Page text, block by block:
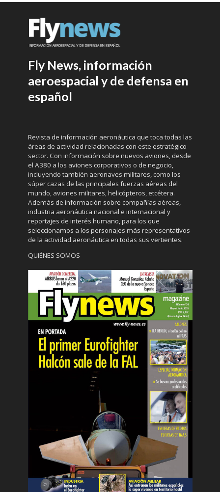
Fly News, información
aeroespacial y de defensa en
español
Revista de información aeronáutica que toca todas las
áreas de actividad relacionadas con este estratégico
sector. Con información sobre nuevos aviones, desde
el A380 a los aviones corporativos o de negocio,
incluyendo también aeronaves militares, como los
súper cazas de las principales fuerzas aéreas del
mundo, aviones militares, helicópteros, etcétera.
Además de información sobre compañías aéreas,
industria aeronáutica nacional e internacional y
reportajes de interés humano, para los que
seleccionamos a los personajes más representativos
de la actividad aeronáutica en todas sus vertientes.
QUIÉNES SOMOS